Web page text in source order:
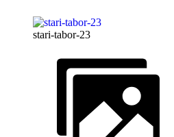
stari-tabor-23